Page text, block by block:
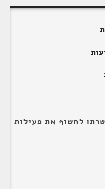
לחשוף את פעילות